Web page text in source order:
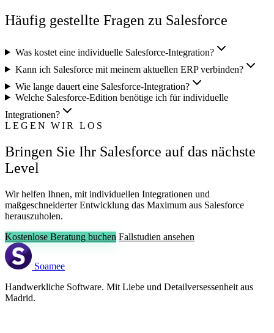
Häufig gestellte Fragen zu Salesforce
Was kostet eine individuelle Salesforce-Integration?
Kann ich Salesforce mit meinem aktuellen ERP verbinden?
Wie lange dauert eine Salesforce-Integration?
Welche Salesforce-Edition benötige ich für individuelle
Integrationen?
LEGEN WIR LOS
Bringen Sie Ihr Salesforce auf das nächste
Level
Wir helfen Ihnen, mit individuellen Integrationen und
maßgeschneiderter Entwicklung das Maximum aus Salesforce
herauszuholen.
Kostenlose Beratung buchen Fallstudien ansehen
Soamee
Handwerkliche Software. Mit Liebe und Detailversessenheit aus
Madrid.